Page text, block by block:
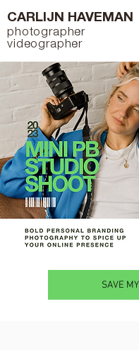
CARLIJN HAVEMAN
photographer
videographer
SAVE